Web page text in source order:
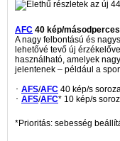
AFC 40 kép/
A nagy felbontású és
lehetővé tevő új
használható, amelyek
jelentenek – például a
･ AFS/AFC 40 kép/s
･ AFS/AFC* 10 kép/s
*Prioritás: sebesség